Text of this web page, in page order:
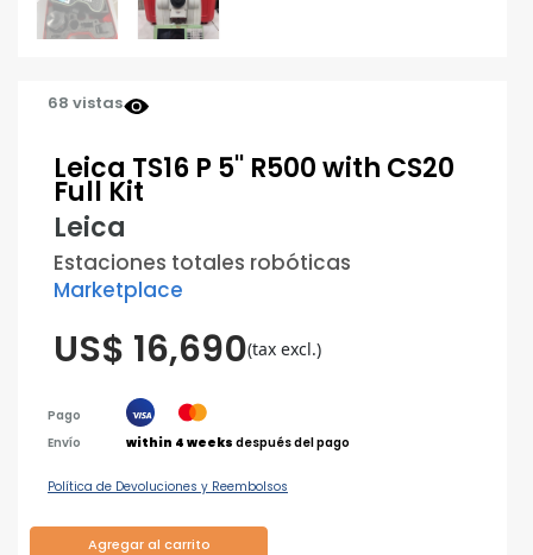
68 vistas
Leica TS16 P 5'' R500 with CS20
Full Kit
Leica
Estaciones totales robóticas
Marketplace
US$ 16,690(tax excl.)
Pago
Envío
within 4 weeks después del pago
Política de Devoluciones y Reembolsos
Agregar al carrito